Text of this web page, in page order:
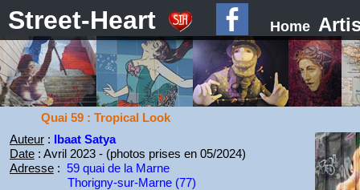
Street-Heart Home
Quai 59 : Tropical Look
Auteur: Ibaat Satya
Date: Avril 2023 - (photos prises en 05/2024)
Adresse: 59 quai de la Marne
Thorigny-sur-Marne (77)